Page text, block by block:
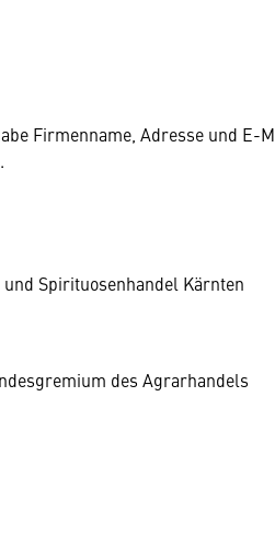
Firmenname, Adresse und E-
Spirituosenhandel Kärnten
des Agrarhandels